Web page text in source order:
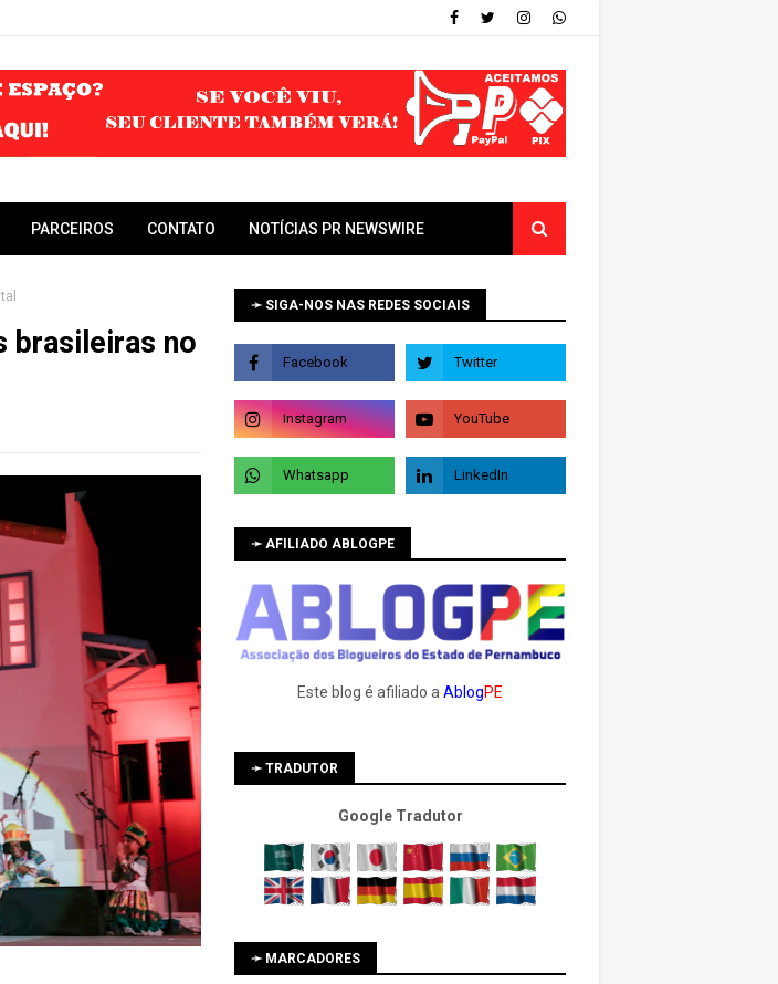
PARCEIROS CONTATO NOTÍCIAS PR NEWSWIRE
brasileiras no
➛ SIGA-NOS NAS REDES SOCIAIS
➛ AFILIADO ABLOGPE
Este blog é afiliado a AblogPE
➛ TRADUTOR
Google Tradutor
➛ MARCADORES